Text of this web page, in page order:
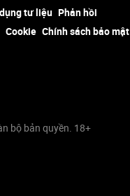
tư liệu Phản hồi
Cookie Chính sách bảo mật
bộ bản quyền. 18+